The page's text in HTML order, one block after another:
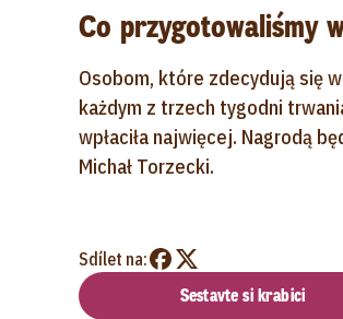
Co przygotowaliśmy
Osobom, które zdecydują się
każdym z trzech tygodni
wpłaciła najwięcej. Nagrodą
Michał Torzecki.
Sdílet na:
Sestavte si krabici